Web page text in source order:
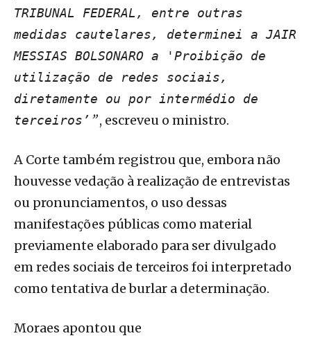
TRIBUNAL FEDERAL, entre outras
medidas cautelares, determinei a JAIR
MESSIAS BOLSONARO a 'Proibição de
utilização de redes sociais,
diretamente ou por intermédio de
terceiros’ ”, escreveu o ministro.
A Corte também registrou que, embora não
houvesse vedação à realização de entrevistas
ou pronunciamentos, o uso dessas
manifestações públicas como material
previamente elaborado para ser divulgado
em redes sociais de terceiros foi interpretado
como tentativa de burlar a determinação.
Moraes apontou que